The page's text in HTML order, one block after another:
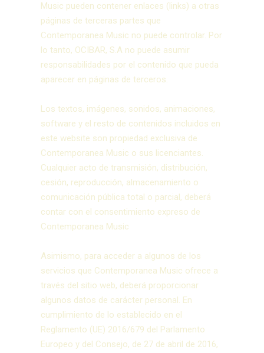
Music pueden contener enlaces (links) a otras
páginas de terceras partes que
Contemporanea Music no puede controlar. Por
lo tanto, OCIBAR, S.A no puede asumir
responsabilidades por el contenido que pueda
aparecer en páginas de terceros.
Los textos, imágenes, sonidos, animaciones,
software y el resto de contenidos incluidos en
este website son propiedad exclusiva de
Contemporanea Music o sus licenciantes.
Cualquier acto de transmisión, distribución,
cesión, reproducción, almacenamiento o
comunicación pública total o parcial, deberá
contar con el consentimiento expreso de
Contemporanea Music
Asimismo, para acceder a algunos de los
servicios que Contemporanea Music ofrece a
través del sitio web, deberá proporcionar
algunos datos de carácter personal. En
cumplimiento de lo establecido en el
Reglamento (UE) 2016/679 del Parlamento
Europeo y del Consejo, de 27 de abril de 2016,